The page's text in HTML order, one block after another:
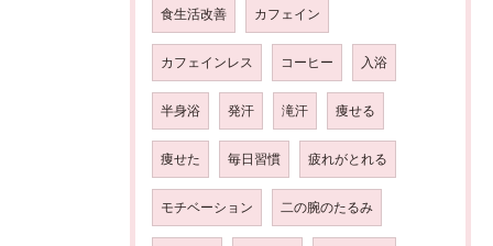
食生活改善 カフェイン
カフェインレス コーヒー 入浴
半身浴 発汗 滝汗 痩せる
痩せた 毎日習慣 疲れがとれる
モチベーション 二の腕のたるみ